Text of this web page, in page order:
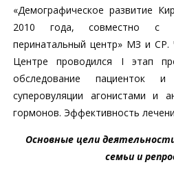
«Демографическое развитие
2010 года, совместно с
перинатальный центр» МЗ и
Центре проводился I этап
обследование пациенток и
суперовуляции агонистами и
гормонов. Эффективность
Основные цели
семьи и